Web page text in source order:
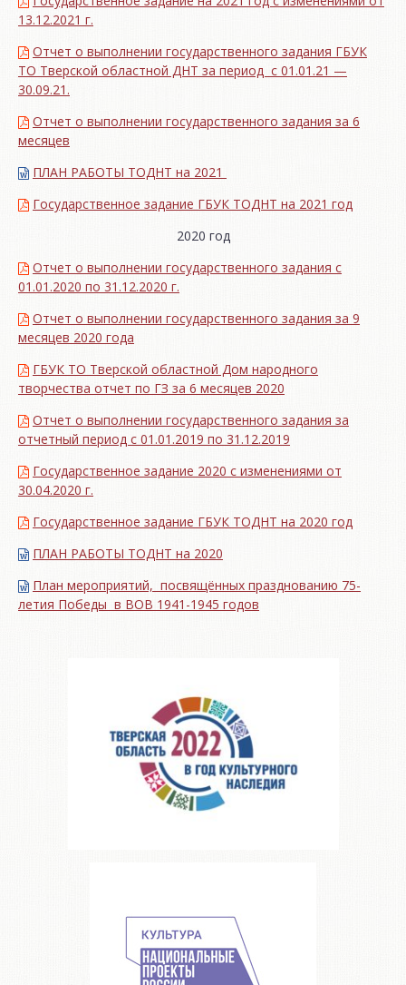
13.12.2021 г.
Отчет о выполнении государственного задания ГБУК
ТО Тверской областной ДНТ за период с 01.01.21 —
30.09.21.
Отчет о выполнении государственного задания за 6
месяцев
ПЛАН РАБОТЫ ТОДНТ на 2021
Государственное задание ГБУК ТОДНТ на 2021 год
2020 год
Отчет о выполнении государственного задания с
01.01.2020 по 31.12.2020 г.
Отчет о выполнении государственного задания за 9
месяцев 2020 года
ГБУК ТО Тверской областной Дом народного
творчества отчет по ГЗ за 6 месяцев 2020
Отчет о выполнении государственного задания за
отчетный период с 01.01.2019 по 31.12.2019
Государственное задание 2020 с изменениями от
30.04.2020 г.
Государственное задание ГБУК ТОДНТ на 2020 год
ПЛАН РАБОТЫ ТОДНТ на 2020
План мероприятий, посвящённых празднованию 75-
летия Победы в ВОВ 1941-1945 годов